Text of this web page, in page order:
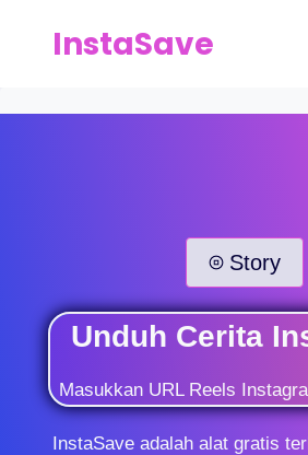
InstaSave
Story
Unduh Cerita
Masukkan URL Reels
InstaSave adalah alat gratis